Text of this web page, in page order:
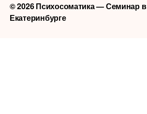
© 2026Психосоматика — Семинар в
Екатеринбурге